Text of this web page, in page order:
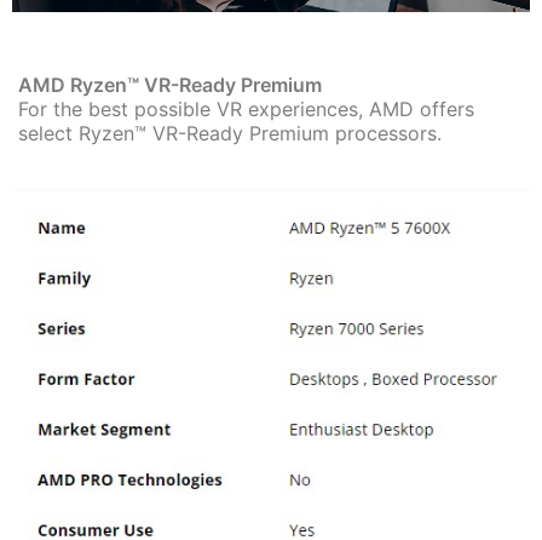
AMD Ryzen™ VR-Ready Premium
For the best possible VR experiences, AMD offers
select Ryzen™ VR-Ready Premium processors.